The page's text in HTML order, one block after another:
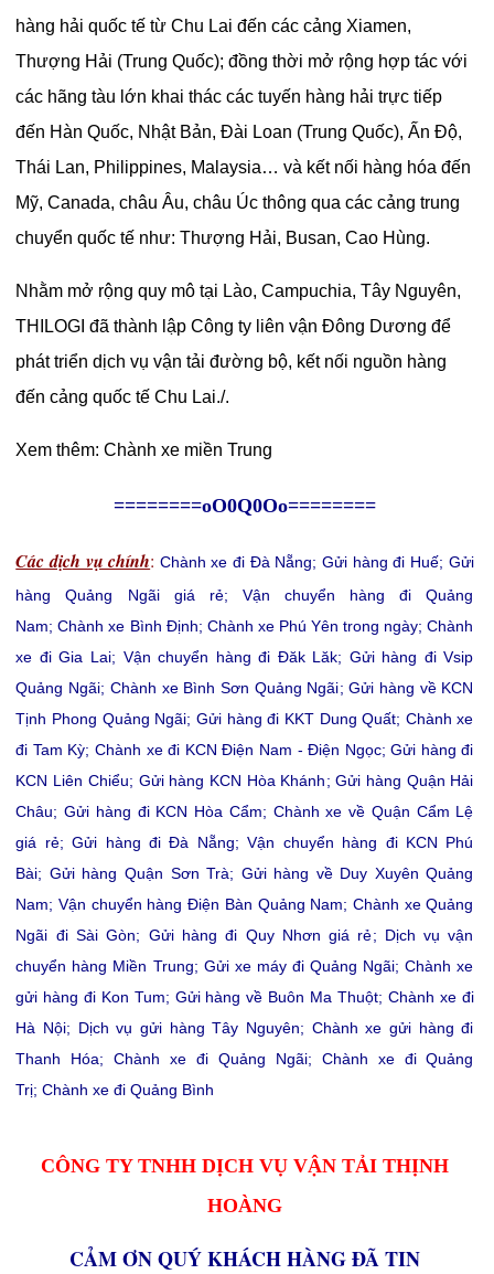
hàng hải quốc tế từ Chu Lai đến các cảng Xiamen,
Thượng Hải (Trung Quốc); đồng thời mở rộng hợp tác với
các hãng tàu lớn khai thác các tuyến hàng hải trực tiếp
đến Hàn Quốc, Nhật Bản, Đài Loan (Trung Quốc), Ấn Độ,
Thái Lan, Philippines, Malaysia… và kết nối hàng hóa đến
Mỹ, Canada, châu Âu, châu Úc thông qua các cảng trung
chuyển quốc tế như: Thượng Hải, Busan, Cao Hùng.
Nhằm mở rộng quy mô tại Lào, Campuchia, Tây Nguyên,
THILOGI đã thành lập Công ty liên vận Đông Dương để
phát triển dịch vụ vận tải đường bộ, kết nối nguồn hàng
đến cảng quốc tế Chu Lai./.
Xem thêm:Chành xe miền Trung
========oO0Q0Oo========
Các dịch vụ chính: Chành xe đi Đà Nẵng; Gửi hàng đi Huế; Gửi
hàng Quảng Ngãi giá rẻ; Vận chuyển hàng đi Quảng
Nam;Chành xe Bình Định; Chành xe Phú Yên trong ngày; Chành
xe đi Gia Lai; Vận chuyển hàng đi Đăk Lăk; Gửi hàng đi Vsip
Quảng Ngãi; Chành xe Bình Sơn Quảng Ngãi;Gửi hàng về KCN
Tịnh Phong Quảng Ngãi; Gửi hàng đi KKT Dung Quất; Chành xe
đi Tam Kỳ;Chành xe đi KCN Điện Nam - Điện Ngọc;Gửi hàng đi
KCN Liên Chiểu; Gửi hàng KCN Hòa Khánh;Gửi hàng Quận Hải
Châu;Gửi hàng đi KCN Hòa Cẩm; Chành xe về Quận Cẩm Lệ
giá rẻ;Gửi hàng đi Đà Nẵng;Vận chuyển hàng đi KCN Phú
Bài; Gửi hàng Quận Sơn Trà; Gửi hàng về Duy Xuyên Quảng
Nam; Vận chuyển hàng Điện Bàn Quảng Nam;Chành xe Quảng
Ngãi đi Sài Gòn; Gửi hàng đi Quy Nhơn giá rẻ; Dịch vụ vận
chuyển hàng Miền Trung; Gửi xe máy đi Quảng Ngãi;Chành xe
gửi hàng đi Kon Tum; Gửi hàng về Buôn Ma Thuột; Chành xe đi
Hà Nội; Dịch vụ gửi hàng Tây Nguyên; Chành xe gửi hàng đi
Thanh Hóa; Chành xe đi Quảng Ngãi; Chành xe đi Quảng
Trị;Chành xe đi Quảng Bình
CÔNG TY TNHH DỊCH VỤ VẬN TẢI THỊNH
HOÀNG
CẢM ƠN QUÝ KHÁCH HÀNG ĐÃ TIN